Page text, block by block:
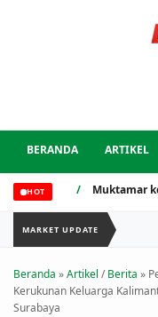
BERANDA ARTIKEL
HOT
/ Muktamar ke-35
MARKET UPDATE
Beranda »Artikel /Berita »
Kerukunan Keluarga
Surabaya